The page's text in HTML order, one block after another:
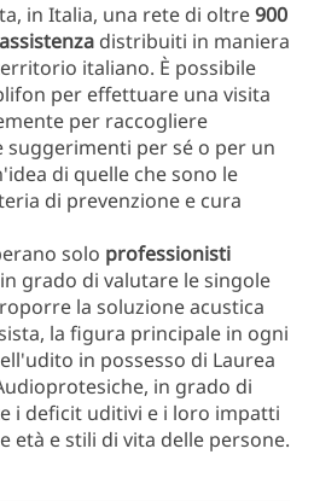
in Italia, una rete di oltre900
distribuiti in maniera
italiano. È possibile
per effettuare una visita
per raccogliere
per sé o per un
di quelle che sono le
di prevenzione e cura
solo professionisti
grado di valutare le singole
la soluzione acustica
la figura principale in ogni
in possesso di Laurea
in grado di
i deficit uditivi e i loro impatti
età e stili di vita delle persone.